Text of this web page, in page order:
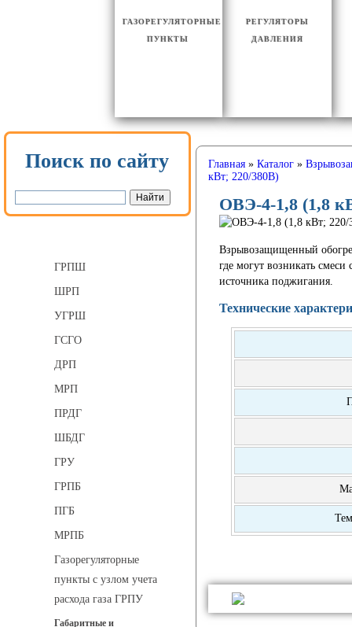
РЕГУЛЯТОРЫ
ДАВЛЕНИЯ
ГАЗОРЕГУЛЯТОРНЫЕ
ПУНКТЫ
Поиск по сайту
ГРПШ
ШРП
УГРШ
ГСГО
ДРП
МРП
ПРДГ
ШБДГ
ГРУ
ГРПБ
ПГБ
МРПБ
Газорегуляторные
пункты с узлом учета
расхода газа ГРПУ
Габаритные и
Главная» Каталог»
кВт; 220/380В)
ОВЭ-4-1,8 (1,8
Взрывозащищенный
где могут возникать
источника поджигания.
Технические